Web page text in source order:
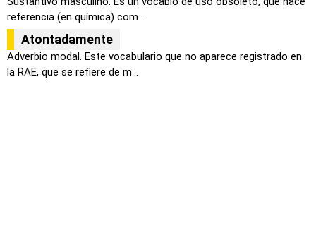
referencia (en química) com...
Atontadamente
Adverbio modal. Este vocabulario que no aparece registrado en
la RAE, que se refiere de m...